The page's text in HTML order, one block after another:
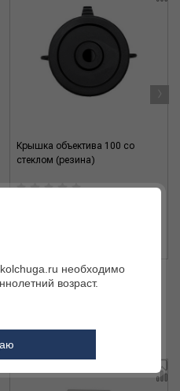
Крышка объектива 100 со
стеклом (резина)
›
необходимо
возраст.